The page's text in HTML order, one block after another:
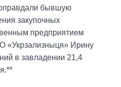
бывшую
закупочных
предприятием
«Укрзализныця» Ирину
в завладении 21,4